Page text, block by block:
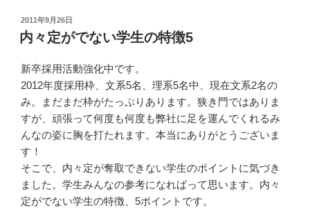
投
稿
日:
2011年9月26日
内々定がでない学生の特徴5
新卒採用活動強化中です。
2012年度採用枠、文系5名、理系5名中、現在文系2名の
み。まだまだ枠がたっぷりあります。狭き門ではありま
すが、頑張って何度も何度も弊社に足を運んでくれるみ
んなの姿に胸を打たれます。本当にありがとうございま
す！
そこで、内々定が奪取できない学生のポイントに気づき
ました。学生みんなの参考になればって思います。内々
定がでない学生の特徴、5ポイントです。